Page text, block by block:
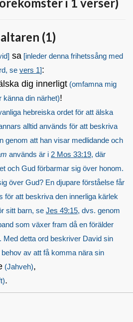
(1)
sa [inleder denna frihetssång med
se vers 1]:
dig innerligt (omfamna mig
känna din närhet)!
hebreiska ordet för att älska
alltid används för att beskriva
genom att han visar medlidande och
används är i 2 Mos 33:19, där
och Gud förbarmar sig över honom.
över Gud? En djupare förståelse får
för att beskriva den innerliga kärlek
sitt barn, se Jes 49:15, dvs. genom
som växer fram då en förälder
Med detta ord beskriver David sin
av att få komma nära sin
(Jahveh),
.